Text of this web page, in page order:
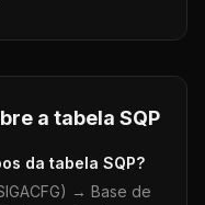
a tabela SQP
da tabela SQP?
→ Base de